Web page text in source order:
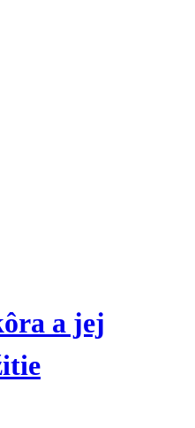
a jej